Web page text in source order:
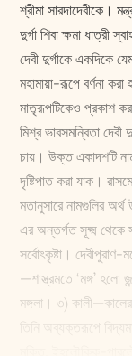
শ্রীমা সারদাদেবীকে।
দুর্গা শিবা ‌ক্ষমা ধাত্রী
দেবী দুর্গাকে একদিকে
মহামায়া-রূপে বর্ণনা করা
মাতৃরূপটিকেও প্রকাশ
মিশ্র ভাবসমন্বিতা
চায়। উক্ত একাদশটি
দৃষ্টিপাত করা যাক।
মতানুসারে নামগুলির
এর অন্তর্গত সূ‌ক্ষ্ম
সর্বোৎকৃষ্টা।
—শাস্ত্রমতে ‘মঙ্গ’ হলো
মঙ্গলা। ৩) কালী—কালের